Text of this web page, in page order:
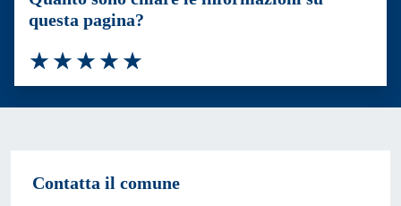
questa pagina?
Valuta 5 stelle su 5
Valuta 4 stelle su 5
Valuta 3 stelle su 5
Valuta 2 stelle su 5
Valuta 1 stelle su 5
Contatta il comune